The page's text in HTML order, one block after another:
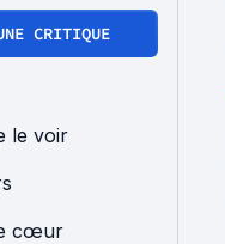
CRITIQUE
le voir
cœur